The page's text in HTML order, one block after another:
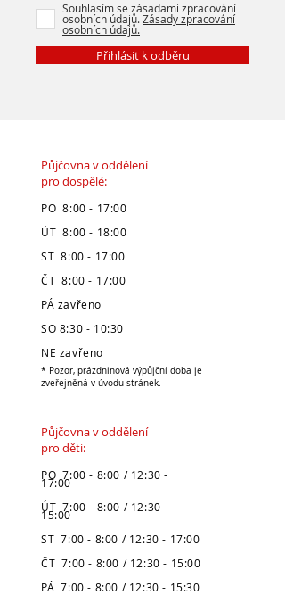
Souhlasím se zásadami zpracování
osobních údajů.Zásady zpracování
osobních údajů.
Přihlásit k odběru
Půjčovna v oddělení
pro dospělé:
PO 8:00 - 17:00
ÚT 8:00 - 18:00
ST 8:00 - 17:00
ČT 8:00 - 17:00
PÁ zavřeno
SO 8:30 - 10:30
NE zavřeno
* Pozor, prázdninová výpůjční doba je
zveřejněná v úvodu stránek.
Půjčovna v oddělení
pro děti:
PO 7:00 - 8:00 / 12:30 -
17:00
ÚT 7:00 - 8:00 / 12:30 -
15:00
ST 7:00 - 8:00 / 12:30 - 17:00
ČT 7:00 - 8:00 / 12:30 - 15:00
PÁ 7:00 - 8:00 / 12:30 - 15:30